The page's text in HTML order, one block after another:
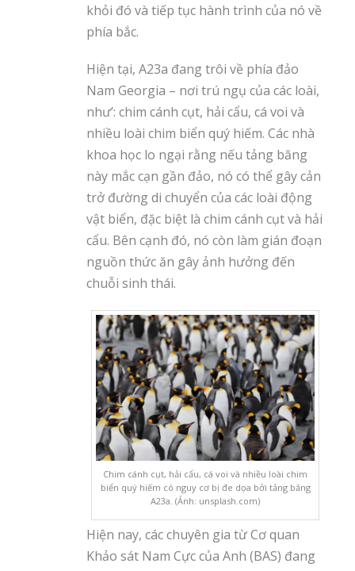
khỏi đó và tiếp tục hành trình của nó về
phía bắc.
Hiện tại, A23a đang trôi về phía đảo
Nam Georgia – nơi trú ngụ của các loài,
như’: chim cánh cụt, hải cẩu, cá voi và
nhiều loài chim biển quý hiếm. Các nhà
khoa học lo ngại rằng nếu tảng băng
này mắc cạn gần đảo, nó có thể gây cản
trở đường di chuyển của các loài động
vật biển, đặc biệt là chim cánh cụt và hải
cẩu. Bên cạnh đó, nó còn làm gián đoạn
nguồn thức ăn gây ảnh hưởng đến
chuỗi sinh thái.
Chim cánh cụt, hải cẩu, cá voi và nhiều loài chim
biển quý hiếm có nguy cơ bị đe dọa bởi tảng băng
A23a. (Ảnh: unsplash.com)
Hiện nay, các chuyên gia từ Cơ quan
Khảo sát Nam Cực của Anh (BAS) đang